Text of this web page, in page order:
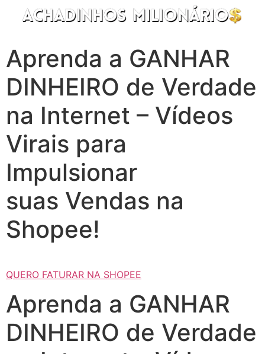
Aprenda a GANHAR
DINHEIRO de Verdade
na Internet – Vídeos
Virais para
Impulsionar
suas Vendas na
Shopee!
QUERO FATURAR NA SHOPEE
Aprenda a GANHAR
DINHEIRO de Verdade